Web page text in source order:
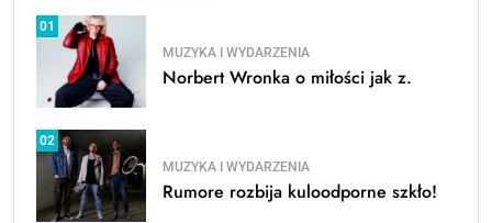
01
MUZYKA I WYDARZENIA
Norbert Wronka o miłości jak z.
02
MUZYKA I WYDARZENIA
Rumore rozbija kuloodporne szkło!